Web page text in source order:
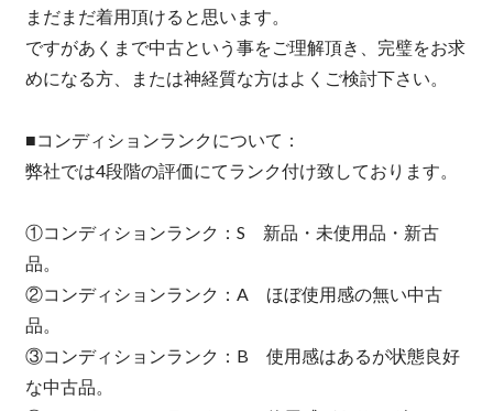
まだまだ着用頂けると思います。
ですがあくまで中古という事をご理解頂き、完璧をお求
めになる方、または神経質な方はよくご検討下さい。
■コンディションランクについて：
弊社では4段階の評価にてランク付け致しております。
①コンディションランク：S 新品・未使用品・新古
品。
②コンディションランク：A ほぼ使用感の無い中古
品。
③コンディションランク：B 使用感はあるが状態良好
な中古品。